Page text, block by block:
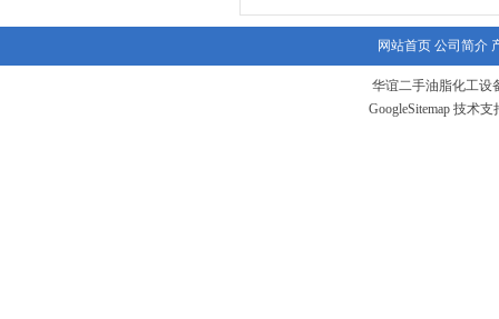
网站首页 公司简介
华谊二手油脂化工设
GoogleSitemap 技术支